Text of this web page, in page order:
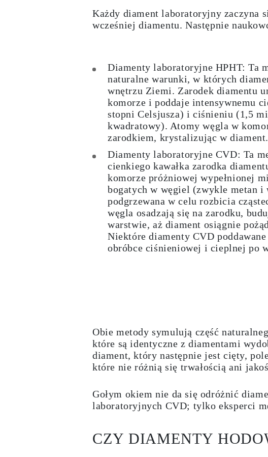
Fashion
Zobacz Wszystkie
Bransoletki
Pielęgnacja Biżuterii
Zobacz Wszystkie
Pierścionki Zaręczynowe
Klasyczne
Kamienie Szlachetne
Zobacz Wszystkie
Kamienie Szlachetne
Zobacz Wszystkie
BRANSOLETKI
Kamienie Szlachetne
TYP METALU
Złota Biżuteria
Platynowa Biżuteria
Srebrna Biżuteria
Zobacz Wszystkie
Pierścionki na Prezent
Naszyjniki na Prezent
Kolczyki na Prezent
Pielęgnacja biżuterii
Karta Podarunkowa
Każdy diament laboratoryjny zaczyna
wcześniej diamentu. Następnie
Diamenty laboratoryjne HPHT: Ta
naturalne warunki, w których
wnętrzu Ziemi. Zarodek diamentu
komorze i poddaje intensywnemu
stopni Celsjusza) i ciśnieniu (1,5
kwadratowy). Atomy węgla w
zarodkiem, krystalizując w diament.
Diamenty laboratoryjne CVD: Ta
cienkiego kawałka zarodka
komorze próżniowej wypełnionej
bogatych w węgiel (zwykle metan i
podgrzewana w celu rozbicia
węgla osadzają się na zarodku,
warstwie, aż diament osiągnie
Niektóre diamenty CVD poddawane
obróbce ciśnieniowej i cieplnej po
Obie metody symulują część
które są identyczne z diamentami
diament, który następnie jest cięty,
które nie różnią się trwałością ani
Gołym okiem nie da się odróżnić
laboratoryjnych CVD; tylko eksperci
CZY DIAMENTY